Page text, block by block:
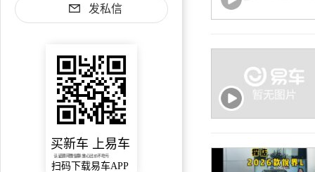
发私信
买新车 上易车
认证顾问微信聊 放心比价不吃亏
扫码下载易车APP